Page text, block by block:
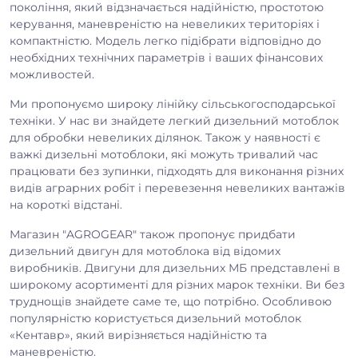
покоління, який відзначається надійністю, простотою
керування, маневреністю на невеликих територіях і
компактністю. Модель легко підібрати відповідно до
необхідних технічних параметрів і ваших фінансових
можливостей.
Ми пропонуємо широку лінійку сільськогосподарської
техніки. У нас ви знайдете легкий дизельний мотоблок
для обробки невеликих ділянок. Також у наявності є
важкі дизельні мотоблоки, які можуть тривалий час
працювати без зупинки, підходять для виконання різних
видів аграрних робіт і перевезення невеликих вантажів
на короткі відстані.
Магазин "AGROGEAR" також пропонує придбати
дизельний двигун для мотоблока від відомих
виробників. Двигуни для дизельних МБ представлені в
широкому асортименті для різних марок техніки. Ви без
труднощів знайдете саме те, що потрібно. Особливою
популярністю користується дизельний мотоблок
«Кентавр», який вирізняється надійністю та
маневреністю.